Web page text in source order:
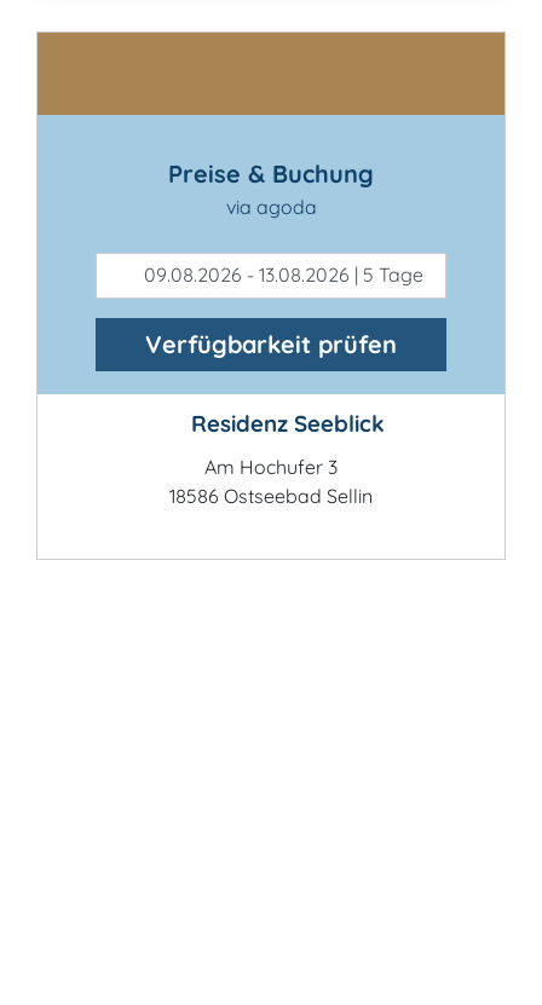
Preise & Buchung
via agoda
09.08.2026 - 13.08.2026 | 5 Tage
Verfügbarkeit prüfen
Residenz Seeblick
Am Hochufer 3
18586 Ostseebad Sellin